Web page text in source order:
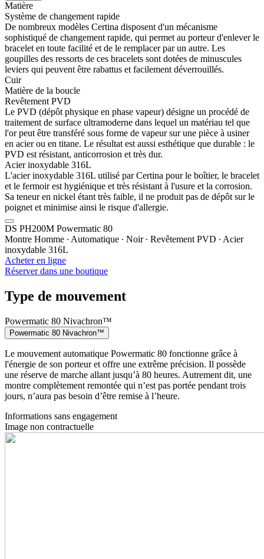
Matière
Système de changement rapide
De nombreux modèles Certina disposent d'un mécanisme
sophistiqué de changement rapide, qui permet au porteur d'enlever le
bracelet en toute facilité et de le remplacer par un autre. Les
goupilles des ressorts de ces bracelets sont dotées de minuscules
leviers qui peuvent être rabattus et facilement déverrouillés.
Cuir
Matière de la boucle
Revêtement PVD
Le PVD (dépôt physique en phase vapeur) désigne un procédé de
traitement de surface ultramoderne dans lequel un matériau tel que
l'or peut être transféré sous forme de vapeur sur une pièce à usiner
en acier ou en titane. Le résultat est aussi esthétique que durable : le
PVD est résistant, anticorrosion et très dur.
Acier inoxydable 316L
L'acier inoxydable 316L utilisé par Certina pour le boîtier, le bracelet
et le fermoir est hygiénique et très résistant à l'usure et la corrosion.
Sa teneur en nickel étant très faible, il ne produit pas de dépôt sur le
poignet et minimise ainsi le risque d'allergie.
DS PH200M Powermatic 80
Montre Homme ∙ Automatique ∙ Noir ∙ Revêtement PVD ∙ Acier
inoxydable 316L
Acheter en ligne
Réserver dans une boutique
Type de mouvement
Powermatic 80 Nivachron™
Powermatic 80 Nivachron™
Le mouvement automatique Powermatic 80 fonctionne grâce à
l'énergie de son porteur et offre une extrême précision. Il possède
une réserve de marche allant jusqu’à 80 heures. Autrement dit, une
montre complètement remontée qui n’est pas portée pendant trois
jours, n’aura pas besoin d’être remise à l’heure.
Informations sans engagement
Image non contractuelle